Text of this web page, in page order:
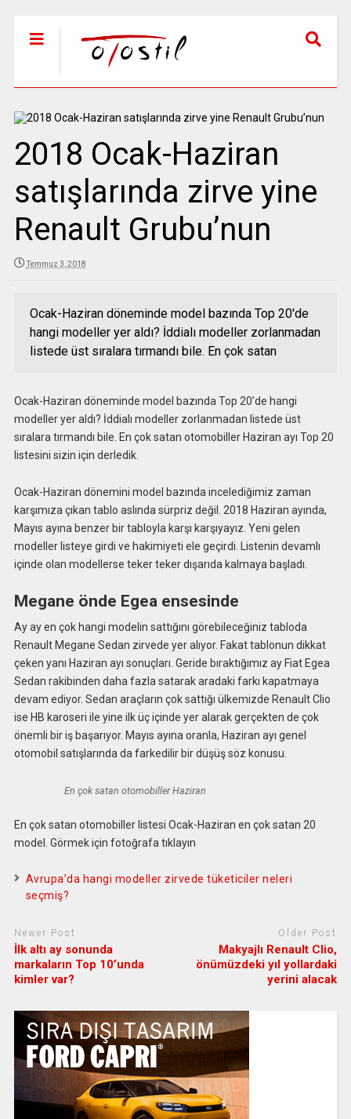
2018 Ocak-Haziran
satışlarında zirve yine
Renault Grubu’nun
Temmuz 3, 2018
Ocak-Haziran döneminde model bazında Top 20'de
hangi modeller yer aldı? İddialı modeller zorlanmadan
listede üst sıralara tırmandı bile. En çok satan
Ocak-Haziran döneminde model bazında Top 20’de hangi
modeller yer aldı? İddialı modeller zorlanmadan listede üst
sıralara tırmandı bile. En çok satan otomobiller Haziran ayı Top 20
listesini sizin için derledik.
Ocak-Haziran dönemini model bazında incelediğimiz zaman
karşımıza çıkan tablo aslında sürpriz değil. 2018 Haziran ayında,
Mayıs ayına benzer bir tabloyla karşı karşıyayız. Yeni gelen
modeller listeye girdi ve hakimiyeti ele geçirdi. Listenin devamlı
içinde olan modellerse teker teker dışarıda kalmaya başladı.
Megane önde Egea ensesinde
Ay ay en çok hangi modelin sattığını görebileceğiniz tabloda
Renault Megane Sedan zirvede yer alıyor. Fakat tablonun dikkat
çeken yanı Haziran ayı sonuçları. Geride bıraktığımız ay Fiat Egea
Sedan rakibinden daha fazla satarak aradaki farkı kapatmaya
devam ediyor. Sedan araçların çok sattığı ülkemizde Renault Clio
ise HB karoseri ile yine ilk üç içinde yer alarak gerçekten de çok
önemli bir iş başarıyor. Mayıs ayına oranla, Haziran ayı genel
otomobil satışlarında da farkedilir bir düşüş söz konusu.
En çok satan otomobiller Haziran
En çok satan otomobiller listesi Ocak-Haziran en çok satan 20
model. Görmek için fotoğrafa tıklayın
Avrupa’da hangi modeller zirvede tüketiciler neleri
seçmiş?
Newer Post
İlk altı ay sonunda
markaların Top 10’unda
kimler var?
Older Post
Makyajlı Renault Clio,
önümüzdeki yıl yollardaki
yerini alacak